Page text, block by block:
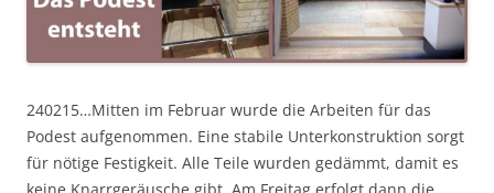
240215…Mitten im Februar wurde die Arbeiten für das
Podest aufgenommen. Eine stabile Unterkonstruktion sorgt
für nötige Festigkeit. Alle Teile wurden gedämmt, damit es